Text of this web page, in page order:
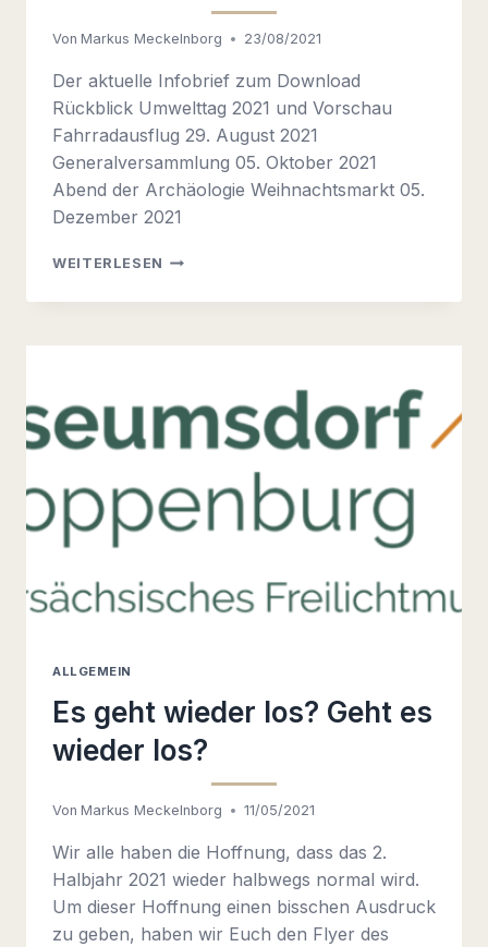
Von Markus Meckelnborg 23/08/2021
Der aktuelle Infobrief zum Download
Rückblick Umwelttag 2021 und Vorschau
Fahrradausflug 29. August 2021
Generalversammlung 05. Oktober 2021
Abend der Archäologie Weihnachtsmarkt 05.
Dezember 2021
WEITERLESEN INFOBRIEF
2021
ALLGEMEIN
Es geht wieder los? Geht es
wieder los?
Von Markus Meckelnborg 11/05/2021
Wir alle haben die Hoffnung, dass das 2.
Halbjahr 2021 wieder halbwegs normal wird.
Um dieser Hoffnung einen bisschen Ausdruck
zu geben, haben wir Euch den Flyer des